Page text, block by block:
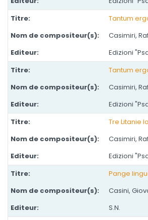
Tantum
Casimiri,
Edizioni
Tantum
Casimiri,
Edizioni
Tre Litanie
Casimiri,
Edizioni
Pange
Casini,
S.N.